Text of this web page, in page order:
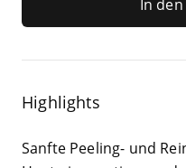
In
Highlights
Sanf­te Pee­ling- und